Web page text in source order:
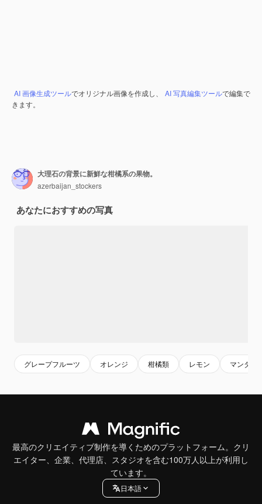
AI 画像生成ツールでオリジナル画像を作成し、 AI 写真編集ツールで編集で
きます。
大理石の背景に新鮮な柑橘系の果物。
azerbaijan_stockers
あなたにおすすめの写真
グレープフルーツ オレンジ 柑橘類 レモン マンダリ
最高のクリエイティブ制作を導くためのプラットフォーム。クリ
エイター、企業、代理店、スタジオを含む100万人以上が利用し
ています。
日本語